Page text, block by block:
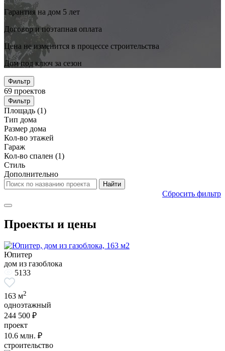
Гарантия на дом 5 лет
Договор и поэтапная оплата
Цена не изменится в процессе строительства
Дом под ключ за сезон
Фильтр
69 проектов
Фильтр
Площадь (1)
Тип дома
Размер дома
Кол-во этажей
Гараж
Кол-во спален (1)
Стиль
Дополнительно
Сбросить фильтр
Проекты и цены
Юпитер
дом из газоблока
5133
163 м2
одноэтажный
244 500 ₽
проект
10.6 млн. ₽
строительство